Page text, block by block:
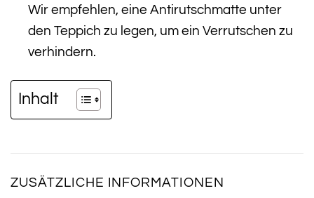
Wir empfehlen, eine Antirutschmatte unter
den Teppich zu legen, um ein Verrutschen zu
verhindern.
Inhalt
ZUSÄTZLICHE INFORMATIONEN